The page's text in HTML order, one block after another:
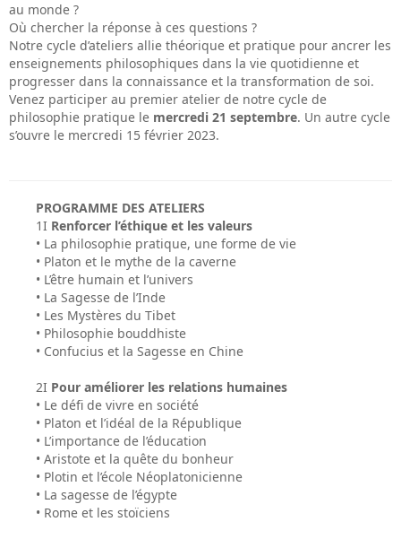
au monde ?
Où chercher la réponse à ces questions ?
Notre cycle d’ateliers allie théorique et pratique pour ancrer les
enseignements philosophiques dans la vie quotidienne et
progresser dans la connaissance et la transformation de soi.
Venez participer au premier atelier de notre cycle de
philosophie pratique le mercredi 21 septembre. Un autre cycle
s’ouvre le mercredi 15 février 2023.
PROGRAMME DES ATELIERS
1I Renforcer l’éthique et les valeurs
• La philosophie pratique, une forme de vie
• Platon et le mythe de la caverne
• L’être humain et l’univers
• La Sagesse de l’Inde
• Les Mystères du Tibet
• Philosophie bouddhiste
• Confucius et la Sagesse en Chine
2I Pour améliorer les relations humaines
• Le défi de vivre en société
• Platon et l’idéal de la République
• L’importance de l’éducation
• Aristote et la quête du bonheur
• Plotin et l’école Néoplatonicienne
• La sagesse de l’égypte
• Rome et les stoïciens